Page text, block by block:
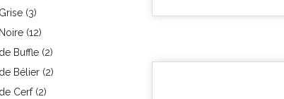
(3)
(12)
Buffle (2)
Bélier (2)
Cerf (2)